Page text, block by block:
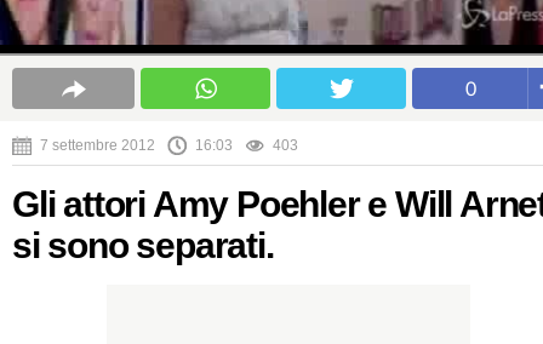
0
7 settembre 2012 16:03 403
Gli attori Amy Poehler e Will
si sono separati.